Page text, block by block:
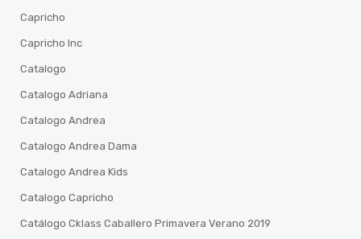
Capricho
Capricho Inc
Catalogo
Catalogo Adriana
Catalogo Andrea
Catalogo Andrea Dama
Catalogo Andrea Kids
Catalogo Capricho
Catálogo Cklass Caballero Primavera Verano 2019